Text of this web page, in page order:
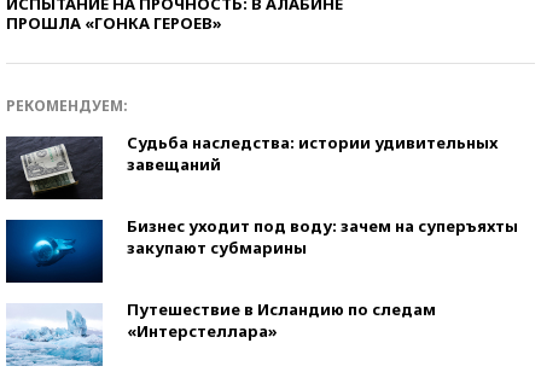
ПРОШЛА «ГОНКА ГЕРОЕВ»
РЕКОМЕНДУЕМ:
Судьба наследства: истории удивительных
завещаний
Бизнес уходит под воду: зачем на суперъяхты
закупают субмарины
Путешествие в Исландию по следам
«Интерстеллара»